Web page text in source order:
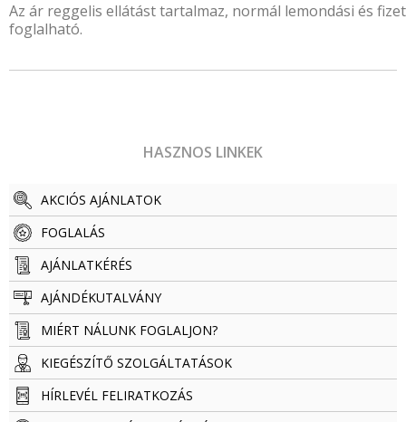
Az ár reggelis ellátást tartalmaz, normál lemondási és
foglalható.
HASZNOS LINKEK
AKCIÓS AJÁNLATOK
FOGLALÁS
AJÁNLATKÉRÉS
AJÁNDÉKUTALVÁNY
MIÉRT NÁLUNK FOGLALJON?
KIEGÉSZÍTŐ SZOLGÁLTATÁSOK
HÍRLEVÉL FELIRATKOZÁS